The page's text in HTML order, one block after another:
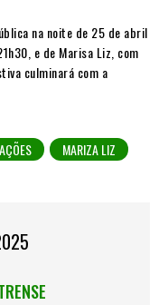
na noite de 25 de abril
e de Marisa Liz, com
culminará com a
MARIZA LIZ